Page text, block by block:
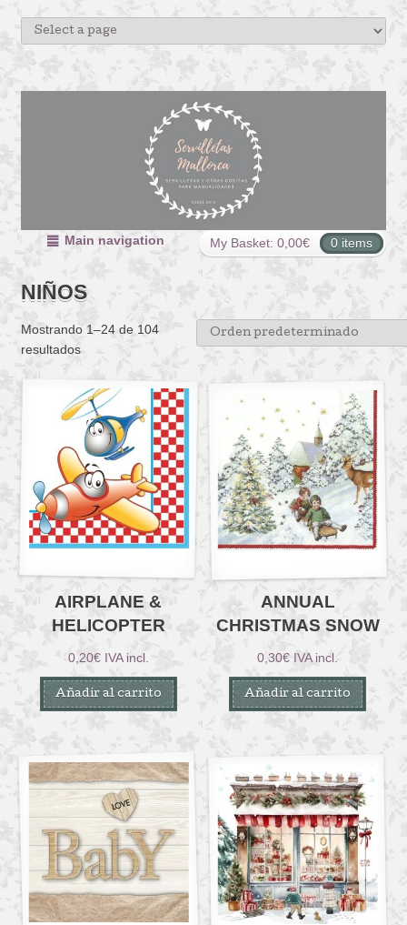
My Basket: 0,00€ 0 items
Main navigation
NIÑOS
Mostrando 1–24 de 104
resultados
AIRPLANE &
HELICOPTER
0,20€ IVA incl.
Añadir al carrito
ANNUAL
CHRISTMAS SNOW
0,30€ IVA incl.
Añadir al carrito